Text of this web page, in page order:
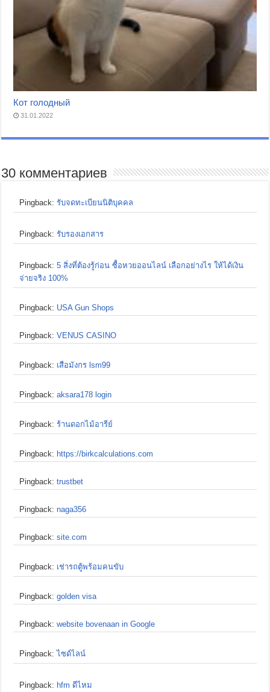
Кот голодный
31.01.2022
30 комментариев
Pingback:รับจดทะเบียนนิติบุคคล
Pingback:รับรองเอกสาร
Pingback:5 สิ่งที่ต้องรู้ก่อน ซื้อหวยออนไลน์ เลือกอย่างไร ให้ได้เงิน
จ่ายจริง 100%
Pingback: USA Gun Shops
Pingback:VENUS CASINO
Pingback: เสือมังกร lsm99
Pingback:aksara178 login
Pingback:ร้านดอกไม้อารีย์
Pingback: https://birkcalculations.com
Pingback:trustbet
Pingback:naga356
Pingback:site.com
Pingback: เช่ารถตู้พร้อมคนขับ
Pingback:golden visa
Pingback:website bovenaan in Google
Pingback:ไซด์ไลน์
Pingback: hfm ดีไหม